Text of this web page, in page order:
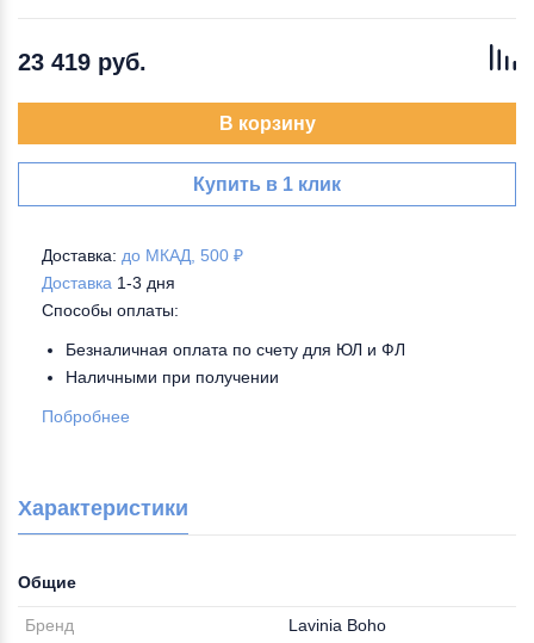
23 419 руб.
В корзину
Купить в 1 клик
Доставка: до МКАД, 500 ₽
Доставка 1-3 дня
Способы оплаты:
Безналичная оплата по счету для ЮЛ и ФЛ
Наличными при получении
Побробнее
Характеристики
Общие
Бренд Lavinia Boho